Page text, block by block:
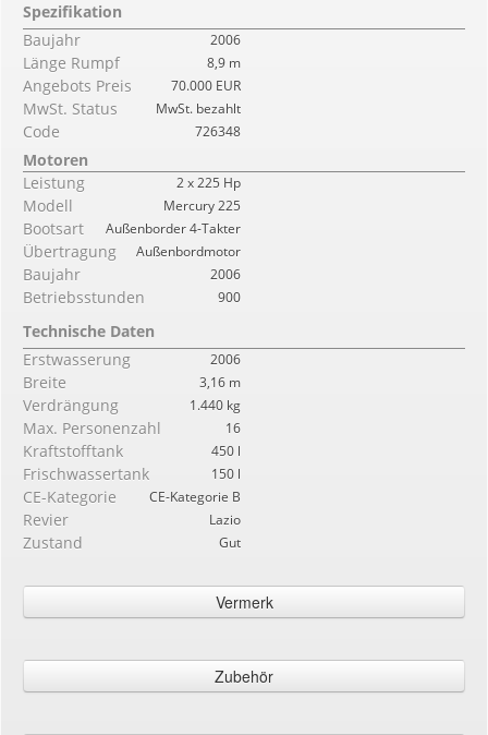
Spezifikation
Baujahr
2006
Länge Rumpf 8,9 m
Angebots Preis 70.000 EUR
MwSt. Status MwSt. bezahlt
Code 726348
Motoren
Leistung
2 x 225 Hp
Modell Mercury 225
Bootsart Außenborder 4-Takter
Übertragung Außenbordmotor
Baujahr 2006
Betriebsstunden 900
Technische Daten
Erstwasserung
2006
Breite 3,16 m
Verdrängung 1.440 kg
Max. Personenzahl 16
Kraftstofftank 450 l
Frischwassertank 150 l
CE-Kategorie CE-Kategorie B
Revier Lazio
Zustand Gut
Vermerk
ganze Jahr 2008. Überrollbügel mit Beleuchtung, Badezimmer unter der
Konsole, Kühlschrank und Spüle Twotro-Fahrstation. UKW 2023 GArmin .
Zubehör